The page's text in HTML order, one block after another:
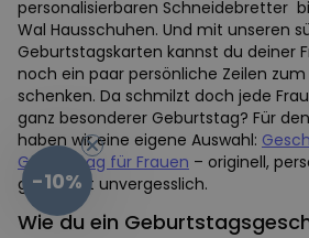
personalisierbaren Schneidebretter
Wal Hausschuhen. Und mit unseren
Geburtstagskarten kannst du deiner
noch ein paar persönliche Zeilen
schenken. Da schmilzt doch jede
ganz besonderer Geburtstag? Für
haben wir eine eigene Auswahl:
Geburtstag für Frauen – originell,
garantiert unvergesslich.
Wie du ein
-10%